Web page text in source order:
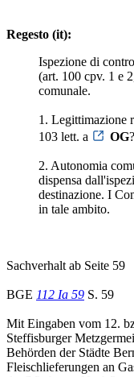
Regesto (it):
Ispezione di
(art. 100 cpv. 1 e
comunale.
1. Legittimazione
103 lett. a
OG
2. Autonomia
dispensa
destinazione. I
in tale ambito.
Sachverhalt ab Seite 59
BGE 112 Ia 59 S. 59
Mit Eingaben vom 12.
Steffisburger
Behörden der Städte
Fleischlieferungen an